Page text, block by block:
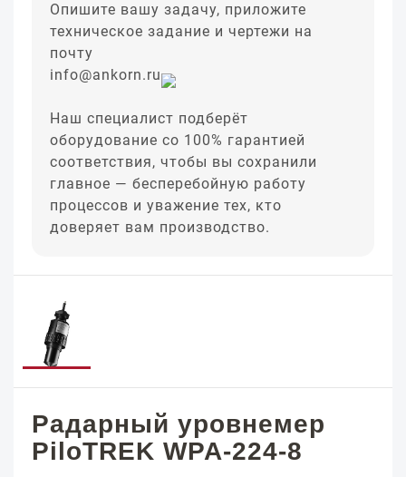
Опишите вашу задачу, приложите
техническое задание и чертежи на
почту
info@ankorn.ru
Наш специалист подберёт
оборудование со 100% гарантией
соответствия, чтобы вы сохранили
главное — бесперебойную работу
процессов и уважение тех, кто
доверяет вам производство.
Радарный уровнемер
PiloTREK WPA-224-8